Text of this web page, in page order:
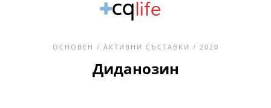
ОСНОВЕН / АКТИВНИ СЪСТАВКИ / 2020
Диданозин